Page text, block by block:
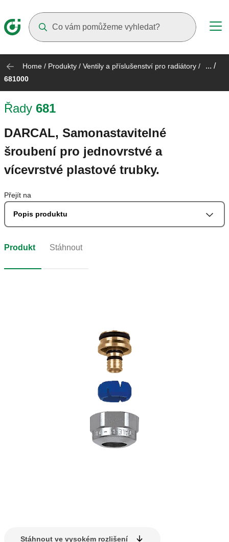
Home / Produkty / Ventily a příslušenství pro radiátory / ... /
681000
Řady 681
DARCAL, Samonastavitelné
šroubení pro jednovrstvé a
vícevrstvé plastové trubky.
Přejít na
Popis produktu
Produkt Stáhnout
Stáhnout ve vysokém rozlišení